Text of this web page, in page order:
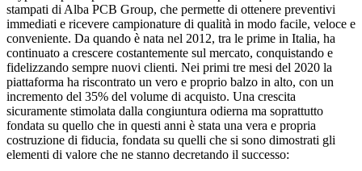
stampati di Alba PCB Group, che permette di ottenere preventivi
immediati e ricevere campionature di qualità in modo facile, veloce e
conveniente. Da quando è nata nel 2012, tra le prime in Italia, ha
continuato a crescere costantemente sul mercato, conquistando e
fidelizzando sempre nuovi clienti. Nei primi tre mesi del 2020 la
piattaforma ha riscontrato un vero e proprio balzo in alto, con un
incremento del 35% del volume di acquisto. Una crescita
sicuramente stimolata dalla congiuntura odierna ma soprattutto
fondata su quello che in questi anni è stata una vera e propria
costruzione di fiducia, fondata su quelli che si sono dimostrati gli
elementi di valore che ne stanno decretando il successo: